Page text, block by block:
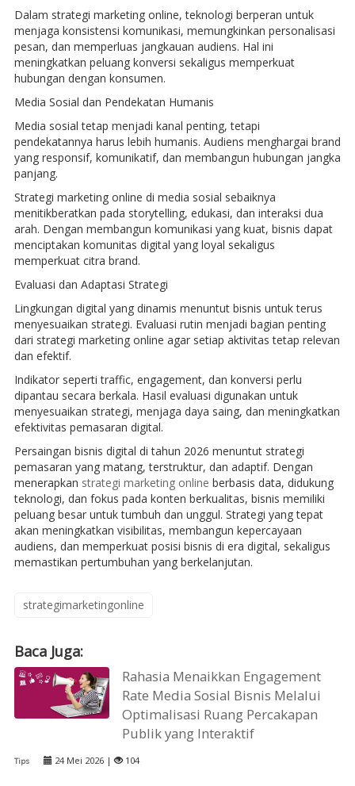
Dalam strategi marketing online, teknologi berperan untuk
menjaga konsistensi komunikasi, memungkinkan personalisasi
pesan, dan memperluas jangkauan audiens. Hal ini
meningkatkan peluang konversi sekaligus memperkuat
hubungan dengan konsumen.
Media Sosial dan Pendekatan Humanis
Media sosial tetap menjadi kanal penting, tetapi
pendekatannya harus lebih humanis. Audiens menghargai brand
yang responsif, komunikatif, dan membangun hubungan jangka
panjang.
Strategi marketing online di media sosial sebaiknya
menitikberatkan pada storytelling, edukasi, dan interaksi dua
arah. Dengan membangun komunikasi yang kuat, bisnis dapat
menciptakan komunitas digital yang loyal sekaligus
memperkuat citra brand.
Evaluasi dan Adaptasi Strategi
Lingkungan digital yang dinamis menuntut bisnis untuk terus
menyesuaikan strategi. Evaluasi rutin menjadi bagian penting
dari strategi marketing online agar setiap aktivitas tetap relevan
dan efektif.
Indikator seperti traffic, engagement, dan konversi perlu
dipantau secara berkala. Hasil evaluasi digunakan untuk
menyesuaikan strategi, menjaga daya saing, dan meningkatkan
efektivitas pemasaran digital.
Persaingan bisnis digital di tahun 2026 menuntut strategi
pemasaran yang matang, terstruktur, dan adaptif. Dengan
menerapkan strategi marketing online berbasis data, didukung
teknologi, dan fokus pada konten berkualitas, bisnis memiliki
peluang besar untuk tumbuh dan unggul. Strategi yang tepat
akan meningkatkan visibilitas, membangun kepercayaan
audiens, dan memperkuat posisi bisnis di era digital, sekaligus
memastikan pertumbuhan yang berkelanjutan.
strategimarketingonline
Baca Juga:
Rahasia Menaikkan Engagement
Rate Media Sosial Bisnis Melalui
Optimalisasi Ruang Percakapan
Publik yang Interaktif
Tips 24 Mei 2026 | 104